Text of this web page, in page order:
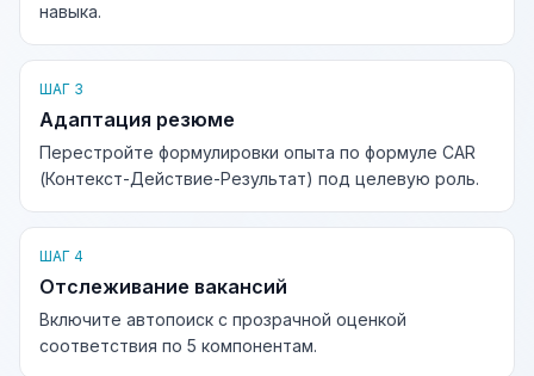
навыка.
ШАГ 3
Адаптация резюме
Перестройте формулировки опыта по формуле CAR
(Контекст-Действие-Результат) под целевую роль.
ШАГ 4
Отслеживание вакансий
Включите автопоиск с прозрачной оценкой
соответствия по 5 компонентам.